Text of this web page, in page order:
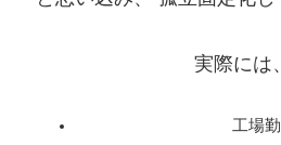
実際には、
工場